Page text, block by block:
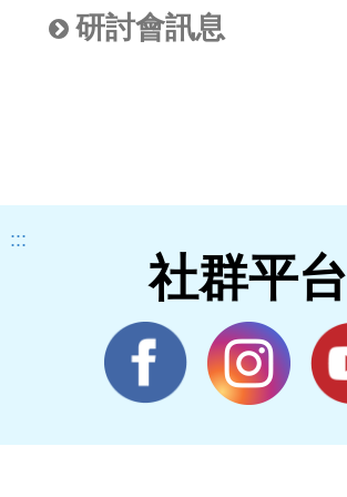
研討會訊息
:::
社群平台